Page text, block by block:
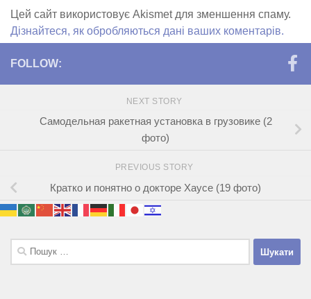
Цей сайт використовує Akismet для зменшення спаму.
Дізнайтеся, як обробляються дані ваших коментарів.
FOLLOW:
NEXT STORY
Самодельная ракетная установка в грузовике (2
фото)
PREVIOUS STORY
Кратко и понятно о докторе Хаусе (19 фото)
Пошук: